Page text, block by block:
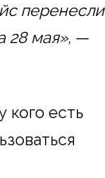
перенесли
28 мая», —
кого есть